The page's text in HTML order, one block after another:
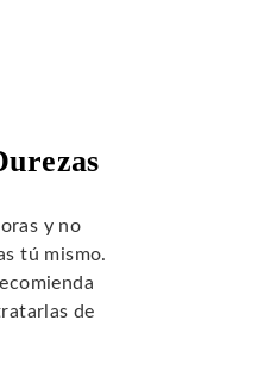
y no
tú mismo.
de